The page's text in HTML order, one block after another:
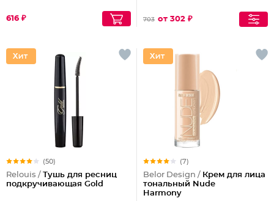
616 ₽ 703 от 302 ₽
(50)
Relouis / Тушь для ресниц
подкручивающая Gold
(7)
Belor Design / Крем для лица
тональный Nude
Harmony